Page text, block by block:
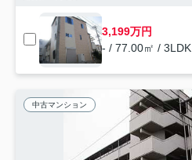
3,199万円
- / 77.00㎡ / 3LDK
中古マンション